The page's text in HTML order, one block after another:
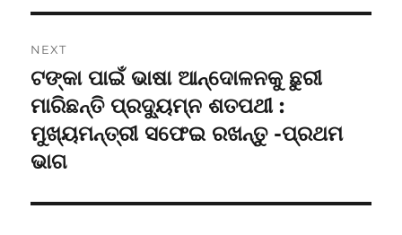
NEXT
Next
post:
ଟଙ୍କା ପାଇଁ ଭାଷା ଆନ୍ଦୋଳନକୁ ଛୁରୀ
ମାରିଛନ୍ତି ପ୍ରଦ୍ୟୁମ୍ନ ଶତପଥୀ :
ମୁଖ୍ୟମନ୍ତ୍ରୀ ସଫେଇ ରଖନ୍ତୁ -ପ୍ରଥମ
ଭାଗ